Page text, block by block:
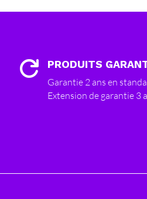
 PRODUITS
Garantie 2 ans en
Extension de garantie 3